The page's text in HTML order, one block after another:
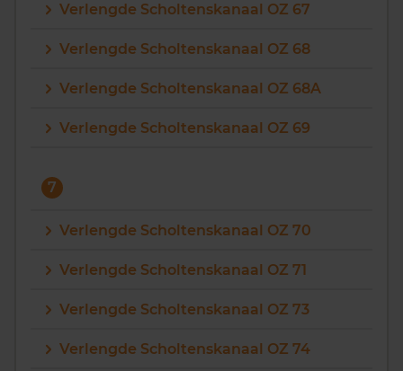
Verlengde Scholtenskanaal OZ 67
Verlengde Scholtenskanaal OZ 68
Verlengde Scholtenskanaal OZ 68A
Verlengde Scholtenskanaal OZ 69
7
Verlengde Scholtenskanaal OZ 70
Verlengde Scholtenskanaal OZ 71
Verlengde Scholtenskanaal OZ 73
Verlengde Scholtenskanaal OZ 74